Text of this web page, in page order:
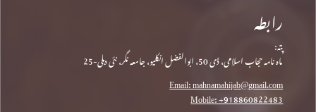
رابطہ
پتہ:
ماہ نامہ حجاب اسلامی، ڈی 50، ابوالفضل انکلیو، جامعہ نگر، نئی دہلی-25
Email: mahnamahijab@gmail.com
Mobile: +918860822483